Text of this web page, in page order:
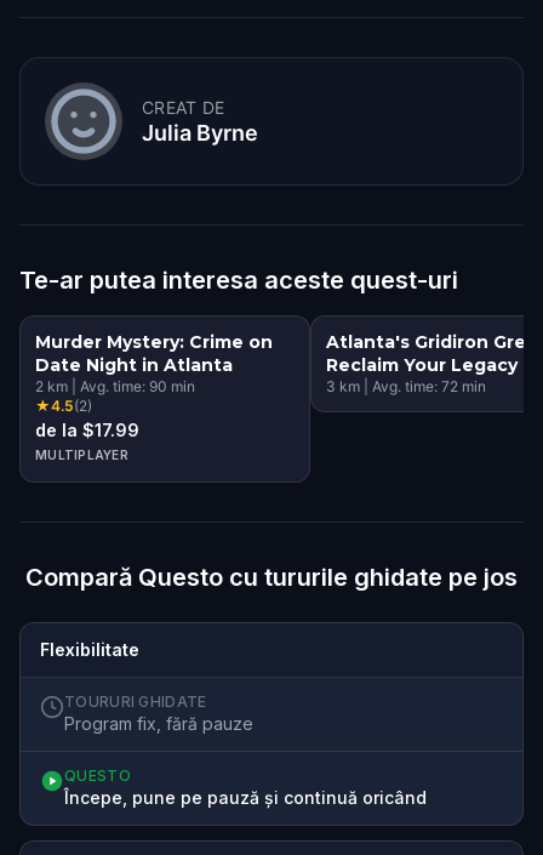
CREAT DE
Julia Byrne
Te-ar putea interesa aceste quest-uri
Murder Mystery: Crime on
Date Night in Atlanta
2 km Avg. time: 90 min
★4.5(2)
de la $17.99
MULTIPLAYER
Atlanta's Gridiron
Reclaim Your Legacy
3 km Avg. time: 72 min
Compară Questo cu tururile ghidate pe jos
Flexibilitate
TOURURI GHIDATE
Program fix, fără pauze
QUESTO
Începe, pune pe pauză și continuă oricând